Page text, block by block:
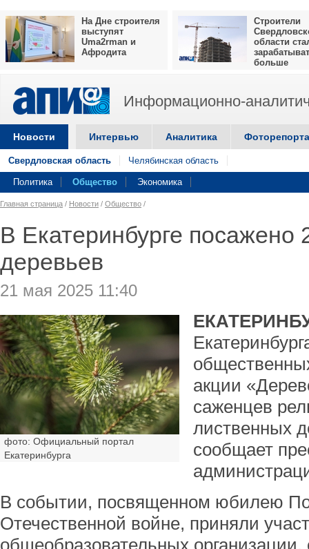
На Дне строителя
выступят
Uma2rman и
Афродита
Строители
области
больше
Информационно-
Новости Интервью Аналитика
Свердловская область Челябинская область
Политика Общество Экономика
Главная страница / Новости / Общество /
В Екатеринбурге посажено
деревьев
21 мая 2025 11:40
фото: Официальный портал
Екатеринбурга
акции
саженцев
лиственных
сообщает
В событии, посвященном юбилею
Отечественной войне, приняли
общеобразовательных